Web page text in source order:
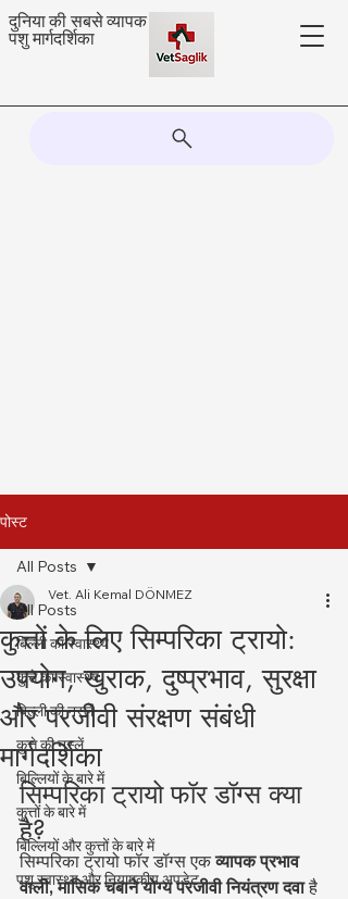
दुनिया की सबसे व्यापक
पशु मार्गदर्शिका
पोस्ट
All Posts
बिल्ली का स्वास्थ्य
कुत्ते का स्वास्थ्य
बिल्ली की नस्लें
कुत्ते की नस्लें
बिल्लियों के बारे में
कुत्तों के बारे में
बिल्लियों और कुत्तों के बारे में
पशु स्वास्थ्य और नियामकीय अपडेट
All Posts
कुत्तों के लिए सिम्परिका ट्रायो:
उपयोग, खुराक, दुष्प्रभाव, सुरक्षा
और परजीवी संरक्षण संबंधी
मार्गदर्शिका
Vet. Ali Kemal DÖNMEZ
सिम्परिका ट्रायो फॉर डॉग्स क्या
है?
सिम्परिका ट्रायो फॉर डॉग्स एक व्यापक प्रभाव
वाली, मासिक चबाने योग्य परजीवी नियंत्रण दवा है